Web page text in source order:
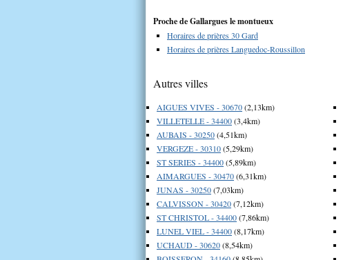
Proche de Gallargues le montueux
Horaires de prières 30 Gard
Horaires de prières Languedoc-Roussillon
Autres villes
AIGUES VIVES - 30670(2,13km)
VILLETELLE - 34400(3,4km)
AUBAIS - 30250(4,51km)
VERGEZE - 30310(5,29km)
ST SERIES - 34400(5,89km)
AIMARGUES - 30470(6,31km)
JUNAS - 30250(7,03km)
CALVISSON - 30420(7,12km)
ST CHRISTOL - 34400(7,86km)
LUNEL VIEL - 34400(8,17km)
UCHAUD - 30620(8,54km)